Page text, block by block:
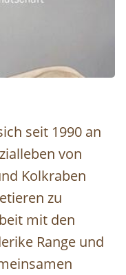
© beim Verlag
seit 1990 an
von
Kolkraben
zu
mit den
Range und